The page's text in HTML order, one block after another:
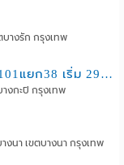
างรัก กรุงเทพ
ห้อง Studio 28ตรม. ลาดพร้าว 101แยก38 เริ่ม 2900 ต่อเดือน
งกะปิ กรุงเทพ
งนา เขตบางนา กรุงเทพ